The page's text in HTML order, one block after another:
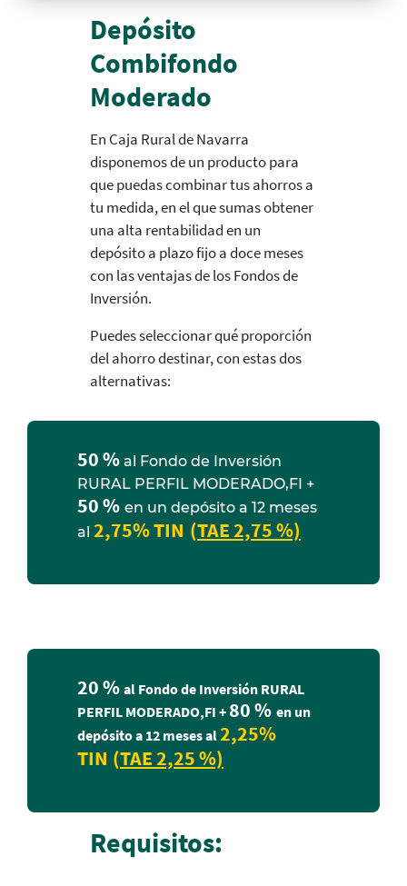
Depósito
Combifondo
Moderado
En Caja Rural de Navarra
disponemos de un producto para
que puedas combinar tus ahorros a
tu medida, en el que sumas obtener
una alta rentabilidad en un
depósito a plazo fijo a doce meses
con las ventajas de los Fondos de
Inversión.
Puedes seleccionar qué proporción
del ahorro destinar, con estas dos
alternativas:
50 % al Fondo de Inversión
RURAL PERFIL MODERADO,FI +
50 % en un depósito a 12 meses
al 2,75% TIN (TAE 2,75 %)
20 % al Fondo de Inversión RURAL
PERFIL MODERADO,FI + 80 % en un
depósito a 12 meses al2,25%
TIN (TAE 2,25 %)
Requisitos: